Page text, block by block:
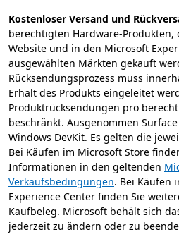
Kostenloser Versand und
berechtigten Hardware-
Website und in den Microsoft
ausgewählten Märkten gekauft
Rücksendungsprozess muss
Erhalt des Produkts eingeleitet
Produktrücksendungen pro
beschränkt. Ausgenommen
Windows DevKit. Es gelten die
Bei Käufen im Microsoft Store
Informationen in den geltenden
Verkaufsbedingungen. Bei Käufen
Experience Center finden Sie
Kaufbeleg. Microsoft behält sich
jederzeit zu ändern oder zu